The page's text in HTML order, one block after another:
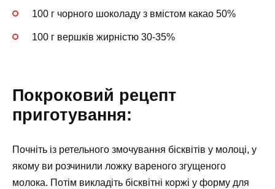
100 г чорного шоколаду з вмістом какао 50%
100 г вершків жирністю 30-35%
Покроковий рецепт
приготування:
Почніть із ретельного змочування бісквітів у молоці, у
якому ви розчинили ложку вареного згущеного
молока. Потім викладіть бісквітні коржі у форму для